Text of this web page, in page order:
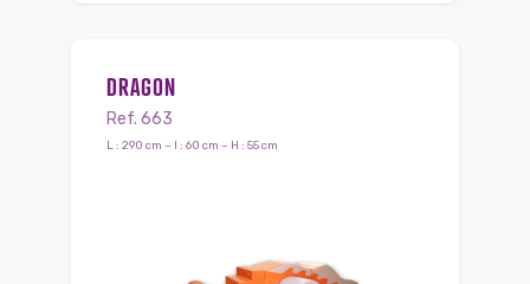
DRAGON
Ref. 663
L : 290 cm – l : 60 cm – H : 55 cm